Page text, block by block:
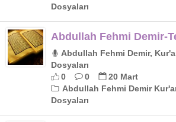
Dosyaları
Abdullah Fehmi Demir-
Abdullah Fehmi Demir,
Dosyaları
0
0
20 Mart
Abdullah Fehmi Demir
Dosyaları